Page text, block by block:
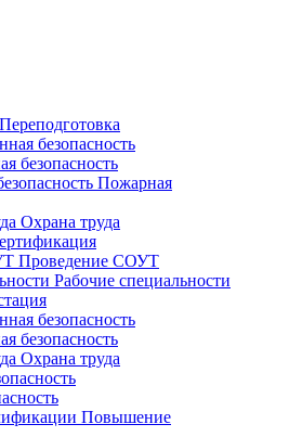
Переподготовка
безопасность
Пожарная
Охрана труда
Проведение СОУТ
Рабочие специальности
безопасность
Охрана труда
Повышение